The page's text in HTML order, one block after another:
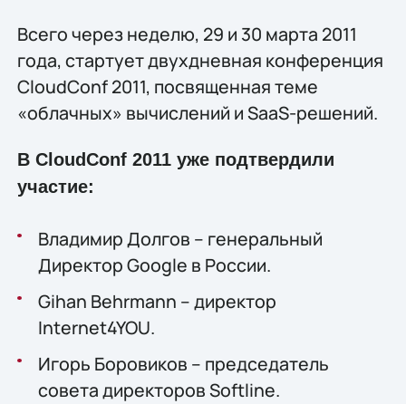
Всего через неделю, 29 и 30 марта 2011
года, стартует двухдневная конференция
CloudConf 2011, посвященная теме
«облачных» вычислений и SaaS-решений.
В CloudConf 2011 уже подтвердили
участие:
Владимир Долгов – генеральный
Директор Google в России.
Gihan Behrmann – директор
Internet4YOU.
Игорь Боровиков – председатель
совета директоров Softline.